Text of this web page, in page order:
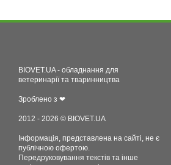
BIOVET.UA - обладнання для
ветеринарії та тваринництва
Зроблено з ❤
2012 - 2026 © BIOVET.UA
Інформація, представлена на сайті, не є
публічною офертою.
Передруковування текстів та інше